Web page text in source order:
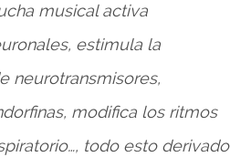
musical activa
estimula la
neurotransmisores,
modifica los ritmos
todo esto derivado